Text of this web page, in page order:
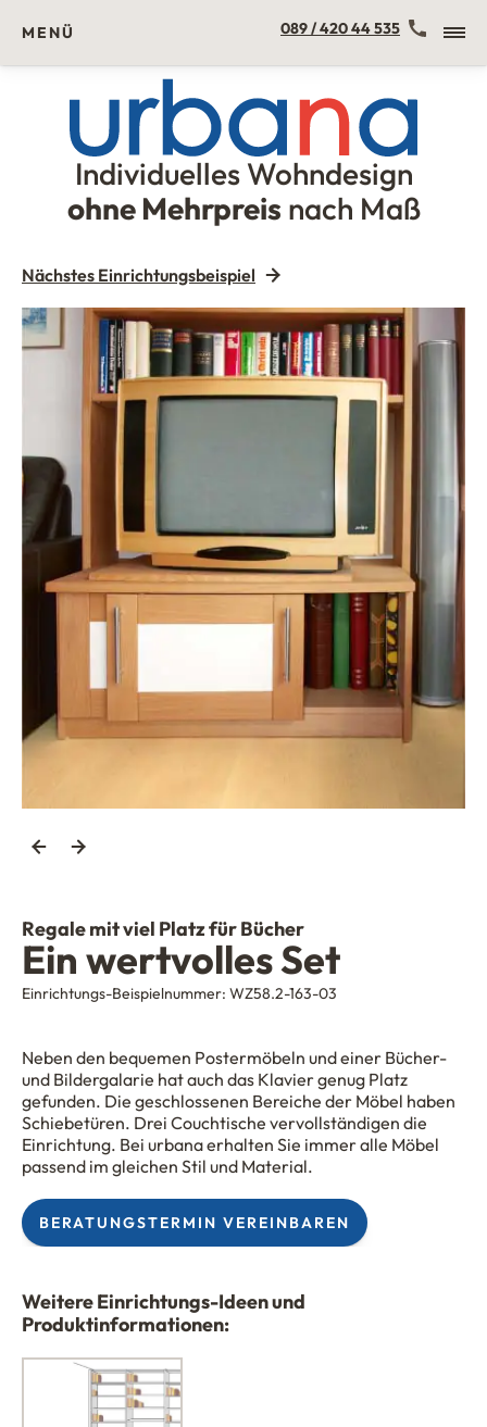
Urbana Möbel
Individuelles Wohndesign
ohne Mehrpreis nach Maß
MENÜ
Kontakt 089 / 420 44 535
Nächstes Einrichtungsbeispiel
Regale mit viel Platz für Bücher
Ein wertvolles Set
Einrichtungs-Beispielnummer: WZ58.2-163-03
Neben den bequemen Postermöbeln und einer Bücher-
und Bildergalarie hat auch das Klavier genug Platz
gefunden. Die geschlossenen Bereiche der Möbel haben
Schiebetüren. Drei Couchtische vervollständigen die
Einrichtung. Bei urbanaerhalten Sie immer alle Möbel
passend im gleichen Stil und Material.
BERATUNGSTERMIN VEREINBAREN
Weitere Einrichtungs-Ideen und
Produktinformationen: